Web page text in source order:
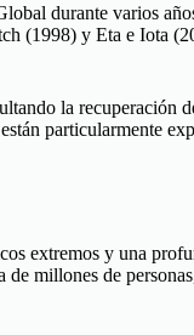
durante varios
(1998) y Eta e Iota
la recuperación
particularmente
extremos y una
de millones de